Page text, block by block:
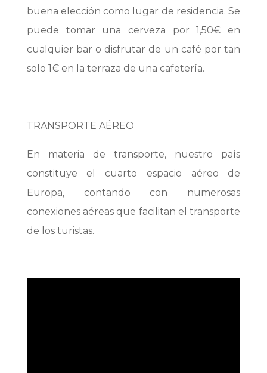
buena elección como lugar de residencia. Se
puede tomar una cerveza por 1,50€ en
cualquier bar o disfrutar de un café por tan
solo 1€ en la terraza de una cafetería.
TRANSPORTE AÉREO
En materia de transporte, nuestro país
constituye el cuarto espacio aéreo de
Europa, contando con numerosas
conexiones aéreas que facilitan el transporte
de los turistas.